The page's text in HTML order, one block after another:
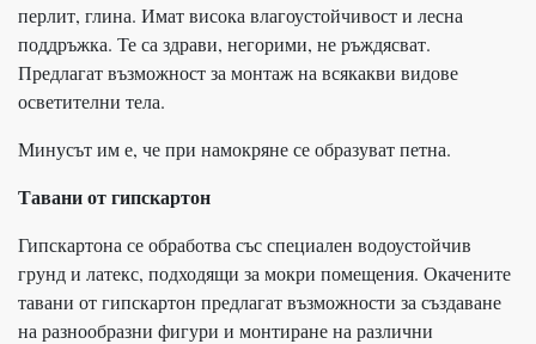
перлит, глина. Имат висока влагоустойчивост и лесна
поддръжка. Те са здрави, негорими, не ръждясват.
Предлагат възможност за монтаж на всякакви видове
осветителни тела.
Минусът им е, че при намокряне се образуват петна.
Тавани от гипскартон
Гипскартона се обработва със специален водоустойчив
грунд и латекс, подходящи за мокри помещения. Окачените
тавани от гипскартон предлагат възможности за създаване
на разнообразни фигури и монтиране на различни